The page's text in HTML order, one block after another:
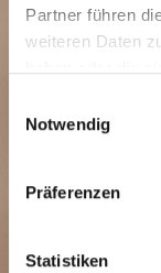
Partner führen
weiteren Daten
Notwendig
Präferenzen
Statistiken